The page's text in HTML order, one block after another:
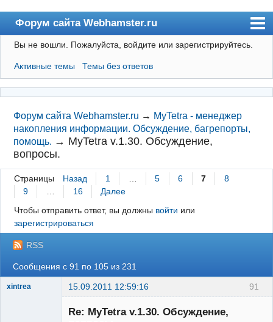
Форум сайта Webhamster.ru
Форум
Пользователи
Поиск
Регистрация
Вход
Webhamster.ru
Вы не вошли. Пожалуйста, войдите или зарегистрируйтесь.
Активные темы Темы без ответов
Форум сайта Webhamster.ru → MyTetra - менеджер
накопления информации. Обсуждение, багрепорты,
помощь. → MyTetra v.1.30. Обсуждение,
вопросы.
Страницы Назад 1 … 5 6 7
8
9
… 16
Далее
Чтобы отправить ответ, вы должны войти или
зарегистрироваться
RSS
Сообщения с 91 по 105 из 231
91
xintrea 15.09.2011 12:59:16
Re: MyTetra v.1.30. Обсуждение,